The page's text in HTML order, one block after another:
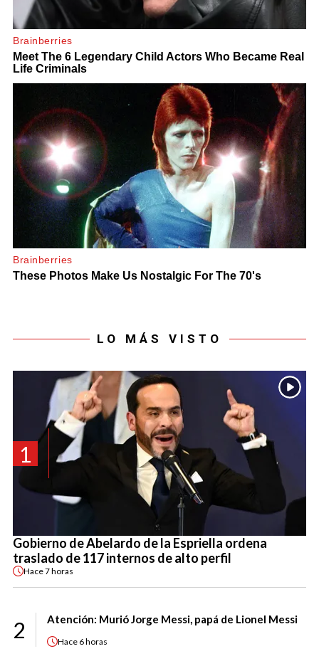
LO MÁS VISTO
1
Gobierno de Abelardo de la Espriella ordena
traslado de 117 internos de alto perfil
Hace7 horas
2 Atención: Murió Jorge Messi, papá de Lionel Messi
Hace 6 horas